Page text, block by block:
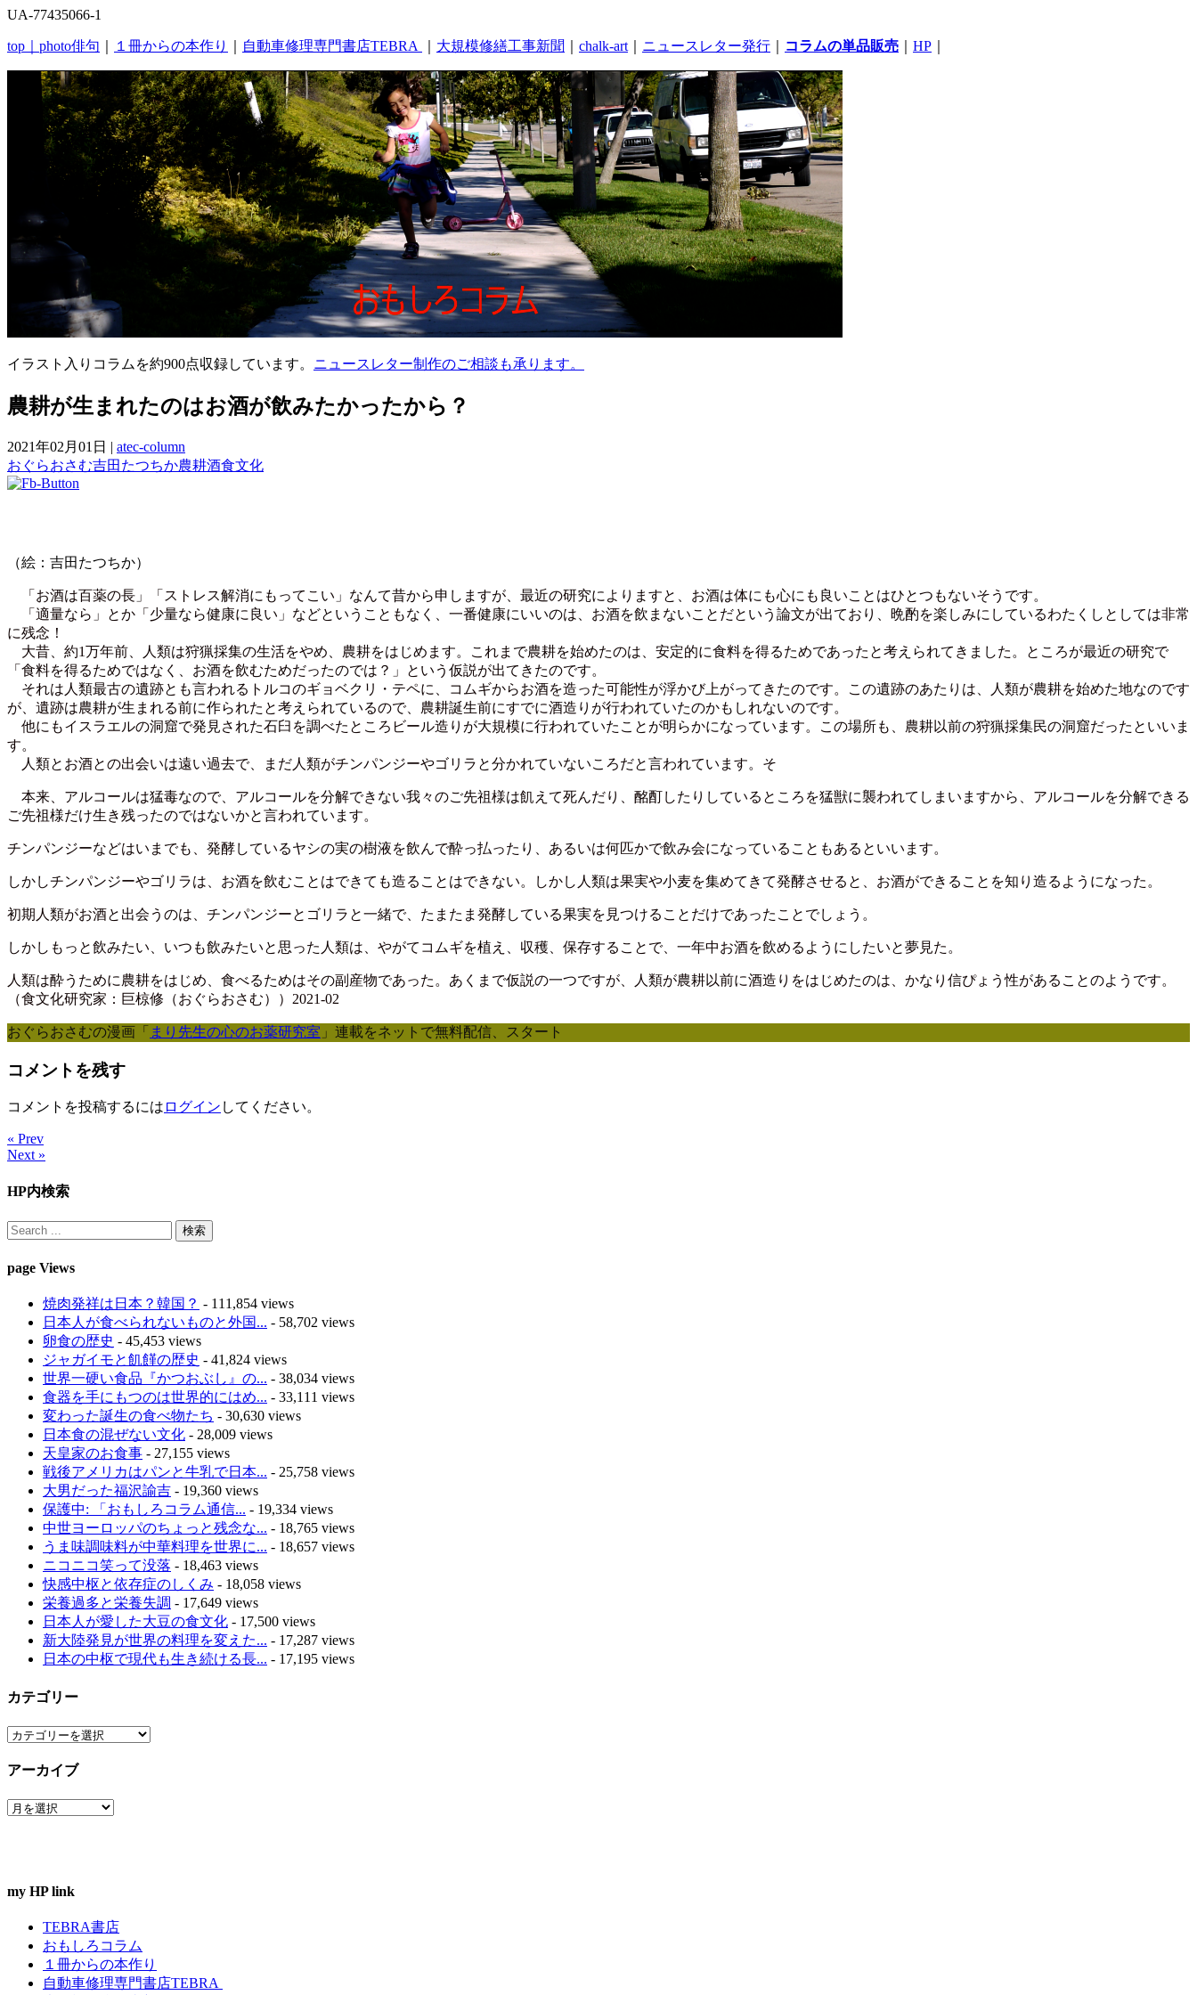
UA-77435066-1
top｜ photo俳句 １冊からの本作り 自動車修理専門書店TEBRA 大規模修繕工事新聞 chalk-art ニュースレター発行 コラムの単品販売 HP
イラスト入りコラムを約900点収録しています。 ニュースレター制作のご相談も承ります。
農耕が生まれたのはお酒が飲みたかったから？
2021年02月01日 | atec-column
おぐらおさむ吉田たつちか農耕酒食文化
（絵：吉田たつちか）
「お酒は百薬の長」「ストレス解消にもってこい」なんて昔から申しますが、最近の研究によりますと、お酒は体にも心にも良いことはひとつもないそうです。
「適量なら」とか「少量なら健康に良い」などということもなく、一番健康にいいのは、お酒を飲まないことだという論文が出ており、晩酌を楽しみにしているわたくしとしては非常
に残念！
大昔、約1万年前、人類は狩猟採集の生活をやめ、農耕をはじめます。これまで農耕を始めたのは、安定的に食料を得るためであったと考えられてきました。ところが最近の研究で
「食料を得るためではなく、お酒を飲むためだったのでは？」という仮説が出てきたのです。
それは人類最古の遺跡とも言われるトルコのギョベクリ・テペに、コムギからお酒を造った可能性が浮かび上がってきたのです。この遺跡のあたりは、人類が農耕を始めた地なのです
が、遺跡は農耕が生まれる前に作られたと考えられているので、農耕誕生前にすでに酒造りが行われていたのかもしれないのです。
他にもイスラエルの洞窟で発見された石臼を調べたところビール造りが大規模に行われていたことが明らかになっています。この場所も、農耕以前の狩猟採集民の洞窟だったといいま
す。
人類とお酒との出会いは遠い過去で、まだ人類がチンパンジーやゴリラと分かれていないころだと言われています。そ
本来、アルコールは猛毒なので、アルコールを分解できない我々のご先祖様は飢えて死んだり、酩酊したりしているところを猛獣に襲われてしまいますから、アルコールを分解できる
ご先祖様だけ生き残ったのではないかと言われています。
チンパンジーなどはいまでも、発酵しているヤシの実の樹液を飲んで酔っ払ったり、あるいは何匹かで飲み会になっていることもあるといいます。
しかしチンパンジーやゴリラは、お酒を飲むことはできても造ることはできない。しかし人類は果実や小麦を集めてきて発酵させると、お酒ができることを知り造るようになった。
初期人類がお酒と出会うのは、チンパンジーとゴリラと一緒で、たまたま発酵している果実を見つけることだけであったことでしょう。
しかしもっと飲みたい、いつも飲みたいと思った人類は、やがてコムギを植え、収穫、保存することで、一年中お酒を飲めるようにしたいと夢見た。
人類は酔うために農耕をはじめ、食べるためはその副産物であった。あくまで仮説の一つですが、人類が農耕以前に酒造りをはじめたのは、かなり信ぴょう性があることのようです。
（食文化研究家：巨椋修（おぐらおさむ））2021-02
おぐらおさむの漫画「 まり先生の心のお薬研究室 」連載をネットで無料配信、スタート
コメントを残す
コメントを投稿するには ログイン してください。
« Prev
Next »
HP内検索
page Views
焼肉発祥は日本？韓国？ - 111,854 views
日本人が食べられないものと外国... - 58,702 views
卵食の歴史 - 45,453 views
ジャガイモと飢饉の歴史 - 41,824 views
世界一硬い食品『かつおぶし』の... - 38,034 views
食器を手にもつのは世界的にはめ... - 33,111 views
変わった誕生の食べ物たち - 30,630 views
日本食の混ぜない文化 - 28,009 views
天皇家のお食事 - 27,155 views
戦後アメリカはパンと牛乳で日本... - 25,758 views
大男だった福沢諭吉 - 19,360 views
保護中: 「おもしろコラム通信... - 19,334 views
中世ヨーロッパのちょっと残念な... - 18,765 views
うま味調味料が中華料理を世界に... - 18,657 views
ニコニコ笑って没落 - 18,463 views
快感中枢と依存症のしくみ - 18,058 views
栄養過多と栄養失調 - 17,649 views
日本人が愛した大豆の食文化 - 17,500 views
新大陸発見が世界の料理を変えた... - 17,287 views
日本の中枢で現代も生き続ける長... - 17,195 views
カテゴリー
カ
ゴ
ー
アーカイブ
ア
my HP link
TEBRA書店
おもしろコラム
１冊からの本作り
自動車修理専門書店TEBRA